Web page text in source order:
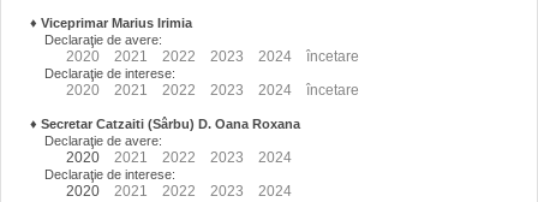
♦ Viceprimar Marius Irimia
Declaraţie de avere:
2020 2021 2022 2023 2024 încetare
Declaraţie de interese:
2020 2021 2022 2023 2024 încetare
♦ Secretar Catzaiti (Sârbu) D. Oana Roxana
Declaraţie de avere:
2020 2021 2022 2023 2024
Declaraţie de interese:
2020 2021 2022 2023 2024